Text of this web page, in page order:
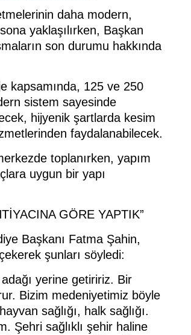
daha modern,
yaklaşılırken, Başkan
son durumu hakkında
kapsamında, 125 ve 250
sistem sayesinde
hijyenik şartlarda kesim
faydalanabilecek.
toplanırken, yapım
uygun bir yapı
GÖRE YAPTIK”
Başkanı Fatma Şahin,
şunları söyledi:
yerine getiririz. Bir
Bizim medeniyetimiz böyle
sağlığı, halk sağlığı.
Şehri sağlıklı şehir haline